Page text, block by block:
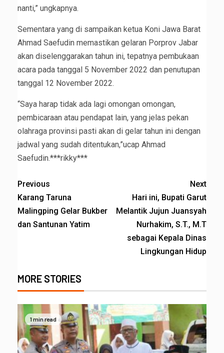
nanti,” ungkapnya.
Sementara yang di sampaikan ketua Koni Jawa Barat
Ahmad Saefudin memastikan gelaran Porprov Jabar
akan diselenggarakan tahun ini, tepatnya pembukaan
acara pada tanggal 5 November 2022 dan penutupan
tanggal 12 November 2022.
“Saya harap tidak ada lagi omongan omongan,
pembicaraan atau pendapat lain, yang jelas pekan
olahraga provinsi pasti akan di gelar tahun ini dengan
jadwal yang sudah ditentukan,”ucap Ahmad
Saefudin.***rikky***
Previous
Karang Taruna
Malingping Gelar Bukber
dan Santunan Yatim
Next
Hari ini, Bupati Garut
Melantik Jujun Juansyah
Nurhakim, S.T., M.T
sebagai Kepala Dinas
Lingkungan Hidup
MORE STORIES
1 min read